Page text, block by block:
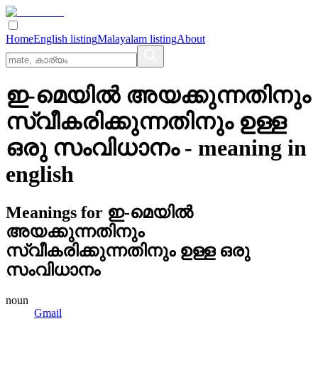
HomeEnglish listingMalayalam listingAbout
ഇ-മെയില്‍ അയക്കുന്നതിനും
സ്വീകരിക്കുന്നതിനും ഉള്ള
ഒരു സംവിധാനം- meaning in
english
Meanings for ഇ-മെയില്‍
അയക്കുന്നതിനും
സ്വീകരിക്കുന്നതിനും ഉള്ള ഒരു
സംവിധാനം
noun
Gmail